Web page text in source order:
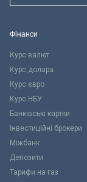
Фінанси
Курс валют
Курс долара
Курс євро
Курс НБУ
Банківські картки
Інвестиційні брокери
Міжбанк
Депозити
Тарифи на газ